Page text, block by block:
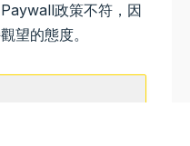
政策不符，因
望的態度。